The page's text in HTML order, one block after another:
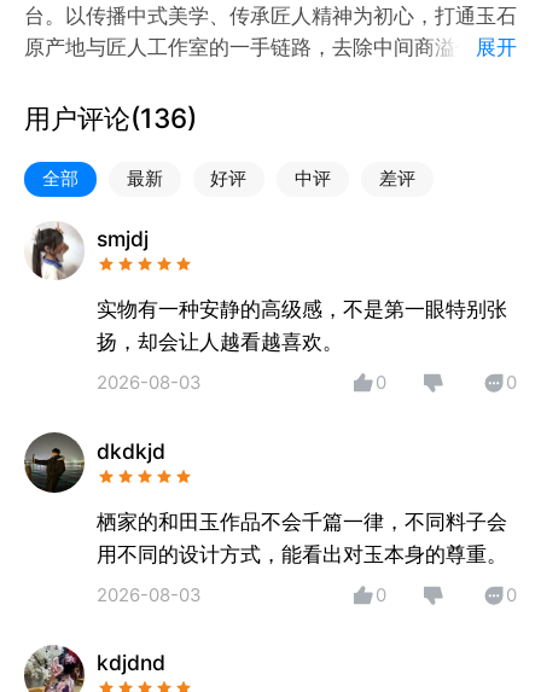
台。以传播中式美学、传承匠人精神为初心，打通玉石
原产地与匠人工作室的一手链路，去除中间商溢价，让
深耕南红、翡翠、和田玉、盐源、蜜蜡、珍珠等核心材
质，直连上百位匠人，仅20%作品通过率，通过标准
化评测与层层审核严保品质。尤其在串珠、玉雕、镶嵌
等工艺领域，栖家已成为品质优、选择多的中式珠宝首
选平台。
「源头匠造」
直连上百位匠人，链接玉石原产地，仅20%作品通过
率，标准化评测，层层审核严格把关产品质量。
「先行赔付」
所有宝玉石平台质检把关，承诺先行赔付，购物无忧。
「明码标价」
所有宝玉石鉴定评价，明码标价，拒绝价格虚高。
「积分兑换」
平台会员积分终身不清零，免费包邮好物随心兑。
展开
用户评论(136)
全部 最新 好评 中评 差评
smjdj
实物有一种安静的高级感，不是第一眼特别张
扬，却会让人越看越喜欢。
2026-08-03 0 0
dkdkjd
栖家的和田玉作品不会千篇一律，不同料子会
用不同的设计方式，能看出对玉本身的尊重。
2026-08-03 0 0
kdjdnd